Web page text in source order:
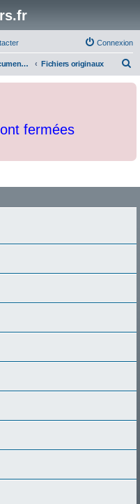
Connexion
Librairie de documents et originaux Fichiers originaux
c
fermées